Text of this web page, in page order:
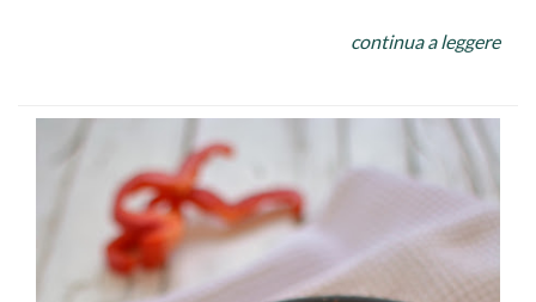
Oliva, le Tolle di aglio rosso, lasciare a fuoco vivace pochi
padellacuocere il tutto per circa 10 minuti a fuoco medio,
meglio se con il coperchio,
passato il tempo unire per pochi minuti le punte degli
Asparagi, le Olive di Leccino snocciolate ed una
grattugiata di Gran Mugello Ubaldino,cuocere le
Lasagnettein abbondante acqua salata, avendo cura di
continua a leggere